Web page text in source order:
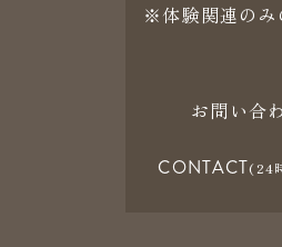
※体験関連のみ
お問い合
CONTACT(24